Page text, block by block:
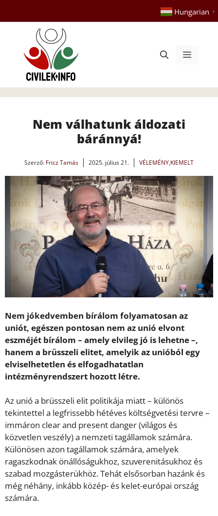
tartalomba
Hungarian ▼
Menü
Nem válhatunk áldozati
báránnyá!
Szerző: Fricz Tamás 2025. július 21. VÉLEMÉNY,KIEMELT
Nem jókedvemben bírálom folyamatosan az
uniót, egészen pontosan nem az unió elvont
eszméjét bírálom – amely elvileg jó is lehetne –,
hanem a brüsszeli elitet, amelyik az unió­ból egy
elviselhetetlen és elfogadhatatlan
intézményrendszert hozott létre.
Az unió a brüsszeli elit politikája miatt – különös
tekintettel a legfrissebb hétéves költségvetési tervre –
immáron clear and present danger (világos és
közvetlen veszély) a nemzeti tagállamok számára.
Különösen azon tagállamok számára, amelyek
ragaszkodnak önállóságukhoz, szuverenitásukhoz és
szabad mozgásterükhöz. Tehát elsősorban hazánk és
még néhány, inkább közép- és kelet-európai ország
számára.